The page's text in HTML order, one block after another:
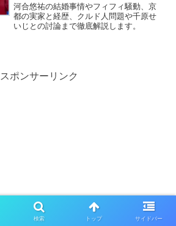
河合悠祐の結婚事情やフィフィ騒動、京
都の実家と経歴、クルド人問題や千原せ
いじとの討論まで徹底解説します。
スポンサーリンク
検索 トップ サイドバー